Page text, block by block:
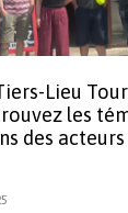
Lieu
les
des